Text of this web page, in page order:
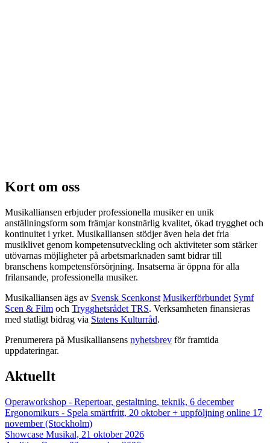
Kort om oss
Musikalliansen erbjuder professionella musiker en unik
anställningsform som främjar konstnärlig kvalitet, ökad trygghet och
kontinuitet i yrket. Musikalliansen stödjer även hela det fria
musiklivet genom kompetensutveckling och aktiviteter som stärker
utövarnas möjligheter på arbetsmarknaden samt bidrar till
branschens kompetensförsörjning. Insatserna är öppna för alla
frilansande, professionella musiker.
Musikalliansen ägs av Svensk Scenkonst Musikerförbundet Symf
Scen & Film och Trygghetsrådet TRS. Verksamheten finansieras
med statligt bidrag via Statens Kulturråd.
Prenumerera på Musikalliansens nyhetsbrev för framtida
uppdateringar.
Aktuellt
Operaworkshop - Repertoar, gestaltning, teknik, 6 december
Ergonomikurs - Spela smärtfritt, 20 oktober + uppföljning online 17
november (Stockholm)
Showcase Musikal, 21 oktober 2026